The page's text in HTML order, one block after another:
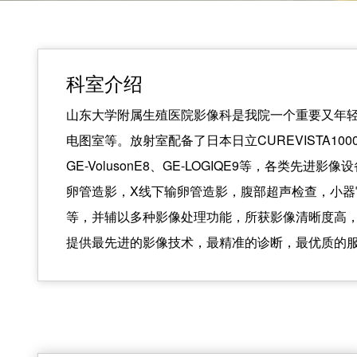
科室介绍
山东大学附属生殖医院影像科是我院一个重要又年
电图室等。放射室配备了日本日立
GE-VolusonE8、GE-LOGIQE9等，各类先进影像
卵管造影，X线下输卵管造影，腹部超声检查，小
等，并辅以多种影像处理功能，所获影像清晰度高
提供最先进的影像技术，最精准的诊断，最优质的